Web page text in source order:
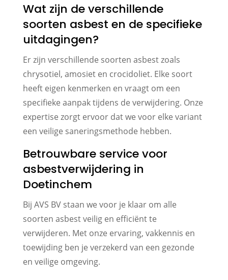
Wat zijn de verschillende
soorten asbest en de specifieke
uitdagingen?
Er zijn verschillende soorten asbest zoals
chrysotiel, amosiet en crocidoliet. Elke soort
heeft eigen kenmerken en vraagt om een
specifieke aanpak tijdens de verwijdering. Onze
expertise zorgt ervoor dat we voor elke variant
een veilige saneringsmethode hebben.
Betrouwbare service voor
asbestverwijdering in
Doetinchem
Bij AVS BV staan we voor je klaar om alle
soorten asbest veilig en efficiënt te
verwijderen. Met onze ervaring, vakkennis en
toewijding ben je verzekerd van een gezonde
en veilige omgeving.